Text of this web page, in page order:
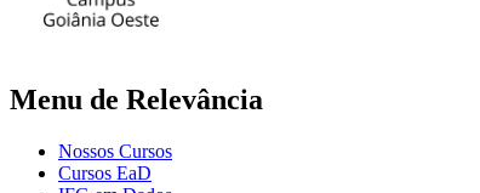
Menu de Relevância
Nossos Cursos
Cursos EaD